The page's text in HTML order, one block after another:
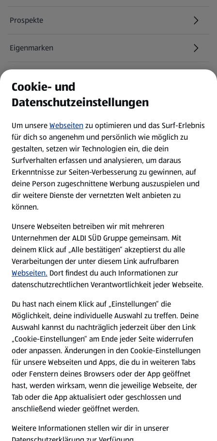
Prospekte
Eigenmarken
Newsletter
WhatsApp
Über ALDI SÜD
Filialen
Nachhaltigkeit
Karriere
Presse
Hilfe & Kontakt
(öffnet in einem neuen Tab)
Unternehmen
Folge uns hier:
Cookie- und
Datenschutzeinstellungen
Um unsereWebseitenzu optimieren und das Surf-Erlebnis
für dich so angenehm und persönlich wie möglich zu
gestalten, setzen wir Technologien ein, die dein
Surfverhalten erfassen und analysieren, um daraus
Erkenntnisse zur Seiten-Verbesserung zu gewinnen, auf
deine Person zugeschnittene Werbung auszuspielen und
dir weitere Dienste der vernetzten Welt anbieten zu
können.
Unsere Webseiten betreiben wir mit mehreren
Unternehmen der ALDI SÜD Gruppe gemeinsam. Mit
deinem Klick auf „Alle bestätigen“ akzeptierst du alle
Verarbeitungen der unter diesem Link aufrufbaren
Webseiten. Dort findest du auch Informationen zur
datenschutzrechtlichen Verantwortlichkeit jeder Webseite.
Du hast nach einem Klick auf „Einstellungen“ die
Möglichkeit, deine individuelle Auswahl zu treffen. Deine
Auswahl kannst du nachträglich jederzeit über den Link
„Cookie-Einstellungen“ am Ende jeder Seite widerrufen
oder anpassen. Änderungen in den Cookie-Einstellungen
für unsere Webseiten und Apps, die du in weiteren Tabs
oder Fenstern deines Browsers oder der App geöffnet
hast, werden wirksam, wenn die jeweilige Webseite, der
Tab oder die App aktualisiert oder geschlossen und
anschließend wieder geöffnet werden.
Weitere Informationen stellen wir dir in unserer